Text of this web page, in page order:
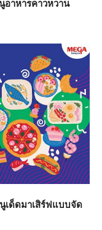
อาหารคาวหวาน
เด็ดมาเสิร์ฟแบบจัด